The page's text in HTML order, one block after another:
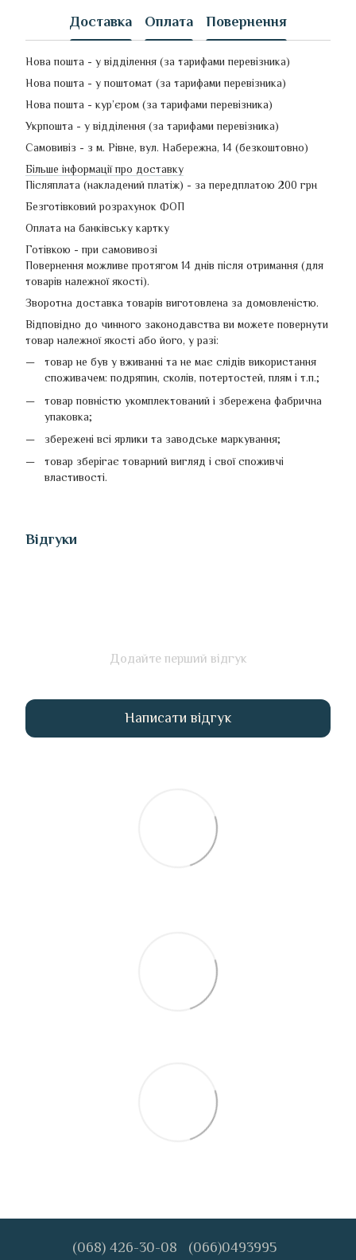
Доставка Оплата Повернення
Нова пошта - у відділення (за тарифами перевізника)
Нова пошта - у поштомат (за тарифами перевізника)
Нова пошта - кур’єром (за тарифами перевізника)
Укрпошта - у відділення (за тарифами перевізника)
Самовивіз - з м. Рівне, вул. Набережна, 14 (безкоштовно)
Більше інформації про доставку
Післяплата (накладений платіж) - за передплатою 200 грн
Безготівковий розрахунок ФОП
Оплата на банківську картку
Готівкою - при самовивозі
Повернення можливе протягом 14 днів після отримання (для
товарів належної якості).
Зворотна доставка товарів виготовлена ​​за домовленістю.
Відповідно до чинного законодавства ви можете повернути
товар належної якості або його, у разі:
товар не був у вживанні та не має слідів використання
споживачем: подряпин, сколів, потертостей, плям і т.п.;
товар повністю укомплектований і збережена фабрична
упаковка;
збережені всі ярлики та заводське маркування;
товар зберігає товарний вигляд і свої споживчі
властивості.
Відгуки
Додайте перший відгук
Написати відгук
(068) 426-30-08 (066)0493995